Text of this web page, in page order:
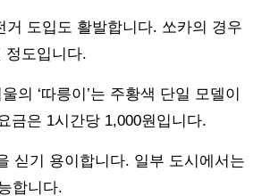
도입도 활발합니다. 쏘카의 경우
정도입니다.
의 ‘따릉이’는 주황색 단일 모델이
금은 1시간당 1,000원입니다.
싣기 용이합니다. 일부 도시에서는
합니다.